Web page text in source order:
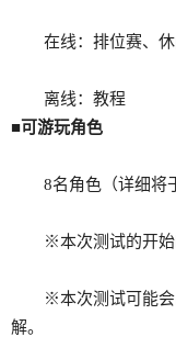
在线：排位赛、
离线：教程
■可游玩角色
8名角色（详细将
※本次测试的开始
※本次测试可能
解。